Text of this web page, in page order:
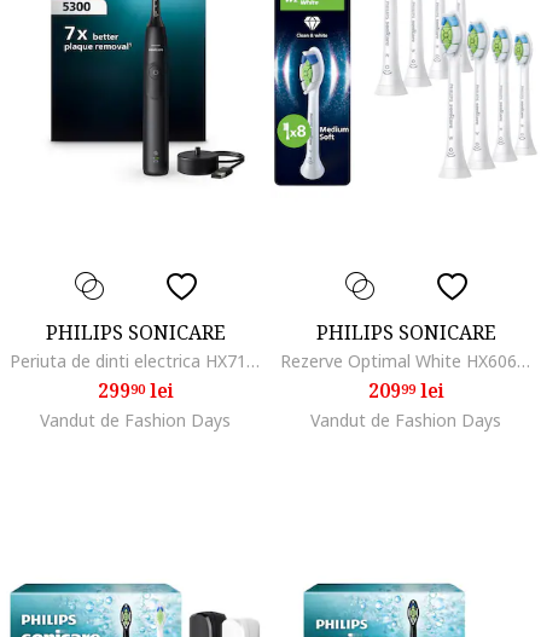
PHILIPS SONICARE
Periuta de dinti electrica HX7101/01, 62.000 miscari/minut, autonomie 21 zile, 1 mod periere, 2 intensitati, senzor presiune integrat, functia BrushSync, inclus capat de periere Otimal White, negru
29990lei
Vandut de Fashion Days
PHILIPS SONICARE
Rezerve Optimal White HX6068/87, pachet de 8 capete de periere, Standard, click-on, sincronizarea modurilor BrushSync, Alb
20999lei
Vandut de Fashion Days